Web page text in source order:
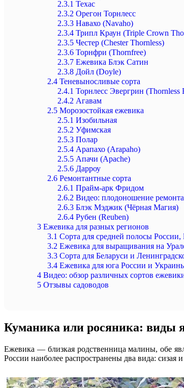
2.3.1 Техас
2.3.2 Орегон Торнлесс
2.3.3 Навахо (Navaho)
2.3.4 Трипл Краун (Triple Crown
2.3.5 Честер (Chester Thornless)
2.3.6 Торнфри (Thornfree)
2.3.7 Ежевика Блэк Сатин
2.3.8 Дойл (Doyle)
2.4 Теневыносливые сорта
2.4.1 Торнлесс Эвергрин (Thornless
2.4.2 Агавам
2.5 Морозостойкая ежевика
2.5.1 Изобильная
2.5.2 Уфимская
2.5.3 Полар
2.5.4 Арапахо (Arapaho)
2.5.5 Апачи (Apache)
2.5.6 Дарроу
2.6 Ремонтантные сорта
2.6.1 Прайм-арк Фридом
2.6.2 Видео: плодоношение
2.6.3 Блэк Мэджик (Чёрная Магия)
2.6.4 Рубен (Reuben)
3 Ежевика для разных регионов
3.1 Сорта для средней полосы России,
3.2 Ежевика для выращивания на
3.3 Сорта для Беларуси и
3.4 Ежевика для юга России и
4 Видео: обзор различных сортов
5 Отзывы садоводов
Куманика или росяника: виды
Ежевика — близкая родственница малины, обе
России наиболее распространены два вида: сизая и